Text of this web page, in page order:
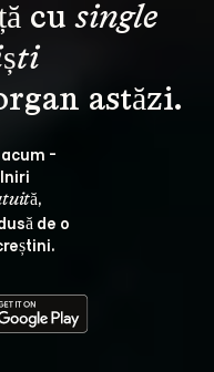
cu single
-
,
de o